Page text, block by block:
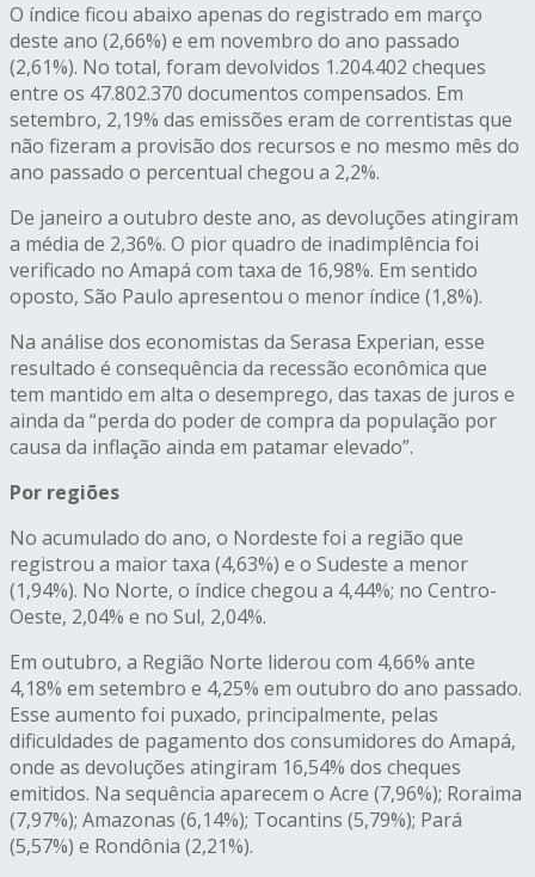
O índice ficou abaixo apenas do registrado em março
deste ano (2,66%) e em novembro do ano passado
(2,61%). No total, foram devolvidos 1.204.402 cheques
entre os 47.802.370 documentos compensados. Em
setembro, 2,19% das emissões eram de correntistas que
não fizeram a provisão dos recursos e no mesmo mês do
ano passado o percentual chegou a 2,2%.
De janeiro a outubro deste ano, as devoluções atingiram
a média de 2,36%. O pior quadro de inadimplência foi
verificado no Amapá com taxa de 16,98%. Em sentido
oposto, São Paulo apresentou o menor índice (1,8%).
Na análise dos economistas da Serasa Experian, esse
resultado é consequência da recessão econômica que
tem mantido em alta o desemprego, das taxas de juros e
ainda da “perda do poder de compra da população por
causa da inflação ainda em patamar elevado”.
Por regiões
No acumulado do ano, o Nordeste foi a região que
registrou a maior taxa (4,63%) e o Sudeste a menor
(1,94%). No Norte, o índice chegou a 4,44%; no Centro-
Oeste, 2,04% e no Sul, 2,04%.
Em outubro, a Região Norte liderou com 4,66% ante
4,18% em setembro e 4,25% em outubro do ano passado.
Esse aumento foi puxado, principalmente, pelas
dificuldades de pagamento dos consumidores do Amapá,
onde as devoluções atingiram 16,54% dos cheques
emitidos. Na sequência aparecem o Acre (7,96%); Roraima
(7,97%); Amazonas (6,14%); Tocantins (5,79%); Pará
(5,57%) e Rondônia (2,21%).